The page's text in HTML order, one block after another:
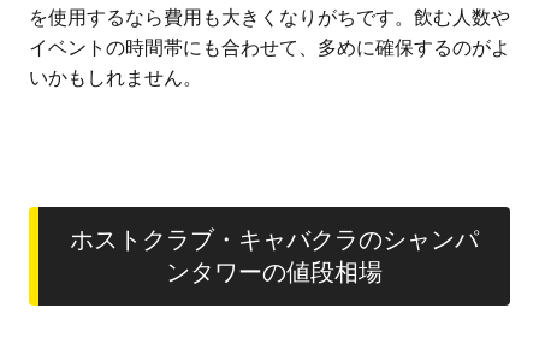
を使用するなら費用も大きくなりがちです。飲む人数や
イベントの時間帯にも合わせて、多めに確保するのがよ
いかもしれません。
ホストクラブ・キャバクラのシャンパ
ンタワーの値段相場